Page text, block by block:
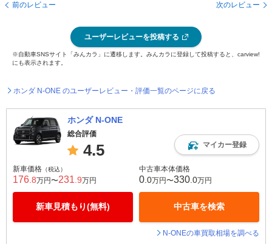
前のレビュー 次のレビュー
ユーザーレビューを投稿する
※自動車SNSサイト「みんカラ」に遷移します。みんカラに登録して投稿すると、carview!
にも表示されます。
ホンダ N-ONE のユーザーレビュー・評価一覧のページに戻る
ホンダ N-ONE
総合評価
4.5 マイカー登録
新車価格 （税込）
176 .8万円〜231 .9万円
新車見積もり(無料)
中古車本体価格
0 .0万円〜330 .0万円
中古車を検索
N-ONEの車買取相場を調べる